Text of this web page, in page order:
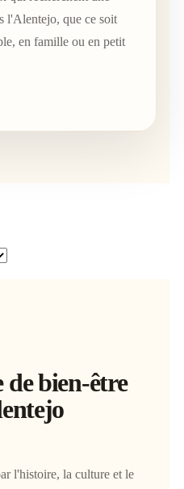
l'Alentejo, que ce soit
en famille ou en petit
de bien-être
l'histoire, la culture et le